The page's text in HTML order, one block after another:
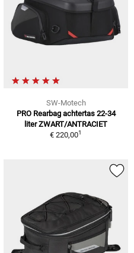
SW-Motech
PRO Rearbag achtertas 22-34
liter ZWART/ANTRACIET
€ 220,001